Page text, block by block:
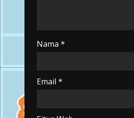
Nama *
Email *